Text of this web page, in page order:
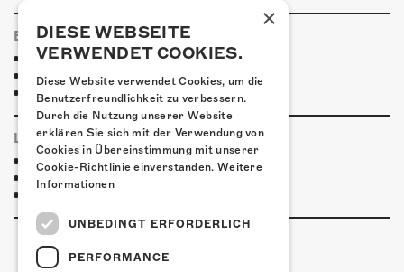
ESSENSTIPPS
Pier 11
Restaurant Kreuz
Pittaria
LINKS & PARTNER
Facebook-Event
Kulturfnacht Solothurn
×
DIESE WEBSEITE
VERWENDET COOKIES.
Diese Website verwendet Cookies, um die
Benutzerfreundlichkeit zu verbessern.
Durch die Nutzung unserer Website
erklären Sie sich mit der Verwendung von
Cookies in Übereinstimmung mit unserer
Cookie-Richtlinie einverstanden. Weitere
Informationen
UNBEDINGT ERFORDERLICH
PERFORMANCE